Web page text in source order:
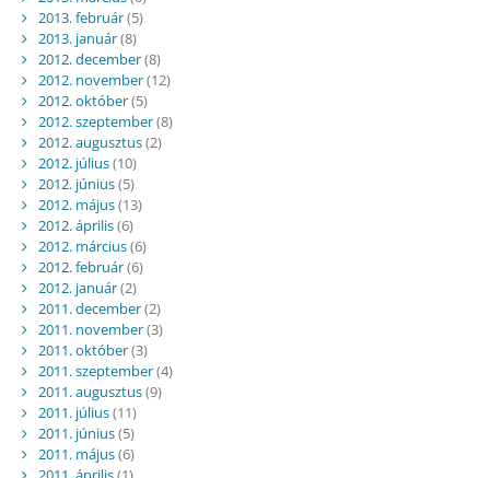
2013. február(5)
2013. január(8)
2012. december(8)
2012. november(12)
2012. október(5)
2012. szeptember(8)
2012. augusztus(2)
2012. július(10)
2012. június(5)
2012. május(13)
2012. április(6)
2012. március(6)
2012. február(6)
2012. január(2)
2011. december(2)
2011. november(3)
2011. október(3)
2011. szeptember(4)
2011. augusztus(9)
2011. július(11)
2011. június(5)
2011. május(6)